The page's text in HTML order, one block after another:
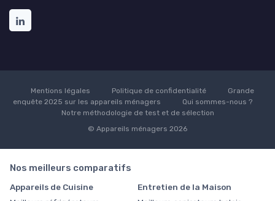
Mentions légales Politique de confidentialité
Grande
enquête 2025 sur les appareils ménagers
Qui sommes-nous ?
Notre méthodologie de test et de sélection
© Appareils ménagers 2026
Nos meilleurs comparatifs
Appareils de Cuisine Entretien de la Maison